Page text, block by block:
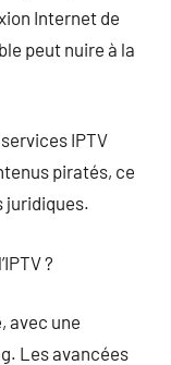
Internet de
peut nuire à la
IPTV
piratés, ce
juridiques.
?
avec une
Les avancées